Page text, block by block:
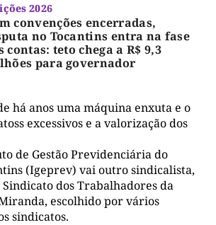
2026
convenções encerradas,
no Tocantins entra na fase
contas: teto chega a R$ 9,3
para governador
há anos uma máquina enxuta e o
excessivos e a valorização dos
de Gestão Previdenciária do
(Igeprev) vai outro sindicalista,
dos Trabalhadores da
escolhido por vários
sindicatos.